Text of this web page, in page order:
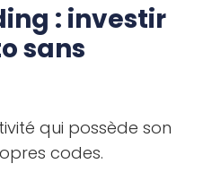
: investir
sans
qui possède son
codes.